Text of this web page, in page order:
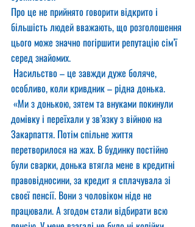
Про це не прийнято говорити відкрито і
більшість людей вважають, що розголошення
цього може значно погіршити репутацію сім’ї
серед знайомих.
Насильство – це завжди дуже боляче,
особливо, коли кривдник – рідна донька.
«Ми з донькою, зятем та внуками покинули
домівку і переїхали у зв’язку з війною на
Закарпаття. Потім спільне життя
перетворилося на жах. В будинку постійно
були сварки, донька втягла мене в кредитні
правовідносини, за кредит я сплачувала зі
своєї пенсії. Вони з чоловіком ніде не
працювали. А згодом стали відбирати всю